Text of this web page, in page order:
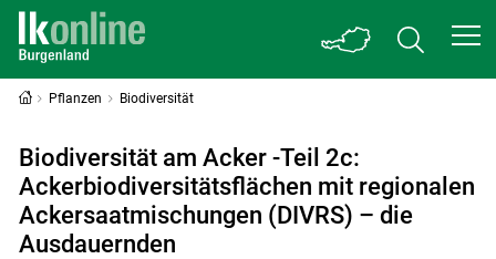
Pflanzen Biodiversität
Biodiversität am Acker -Teil 2c:
Ackerbiodiversitätsflächen mit regionalen
Ackersaatmischungen (DIVRS) – die
Ausdauernden